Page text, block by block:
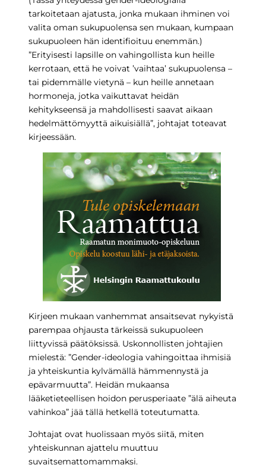
tarkoitetaan ajatusta, jonka mukaan ihminen voi
valita oman sukupuolensa sen mukaan, kumpaan
sukupuoleen hän identifioituu enemmän.)
”Erityisesti lapsille on vahingollista kun heille
kerrotaan, että he voivat ’vaihtaa’ sukupuolensa –
tai pidemmälle vietynä – kun heille annetaan
hormoneja, jotka vaikuttavat heidän
kehitykseensä ja mahdollisesti saavat aikaan
hedelmättömyyttä aikuisiällä”, johtajat toteavat
kirjeessään.
Kirjeen mukaan vanhemmat ansaitsevat nykyistä
parempaa ohjausta tärkeissä sukupuoleen
liittyvissä päätöksissä. Uskonnollisten johtajien
mielestä: ”Gender-ideologia vahingoittaa ihmisiä
ja yhteiskuntia kylvämällä hämmennystä ja
epävarmuutta”. Heidän mukaansa
lääketieteellisen hoidon perusperiaate ”älä aiheuta
vahinkoa” jää tällä hetkellä toteutumatta.
Johtajat ovat huolissaan myös siitä, miten
yhteiskunnan ajattelu muuttuu
suvaitsemattomammaksi.